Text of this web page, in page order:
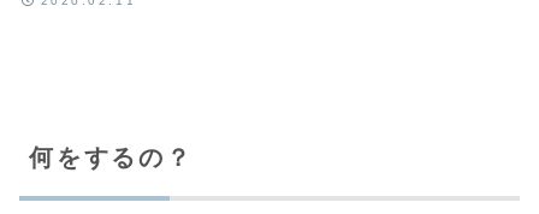
何をするの？